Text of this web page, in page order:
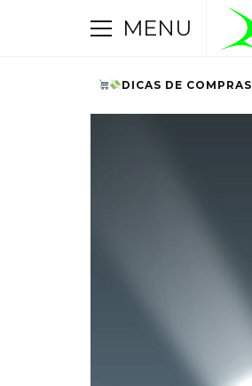
MENU
DICAS DE COMPRAS